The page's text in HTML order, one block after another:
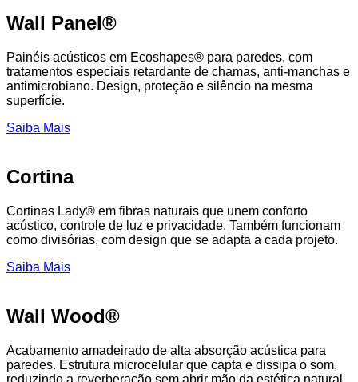
Wall Panel®
Painéis acústicos em Ecoshapes® para paredes, com
tratamentos especiais retardante de chamas, anti-manchas e
antimicrobiano. Design, proteção e silêncio na mesma
superfície.
Saiba Mais
Cortina
Cortinas Lady® em fibras naturais que unem conforto
acústico, controle de luz e privacidade. Também funcionam
como divisórias, com design que se adapta a cada projeto.
Saiba Mais
Wall Wood®
Acabamento amadeirado de alta absorção acústica para
paredes. Estrutura microcelular que capta e dissipa o som,
reduzindo a reverberação sem abrir mão da estética natural